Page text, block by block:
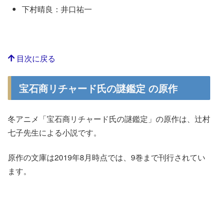
下村晴良：井口祐一
目次に戻る
宝石商リチャード氏の謎鑑定 の原作
冬アニメ「宝石商リチャード氏の謎鑑定」の原作は、辻村
七子先生による小説です。
原作の文庫は2019年8月時点では、9巻まで刊行されてい
ます。